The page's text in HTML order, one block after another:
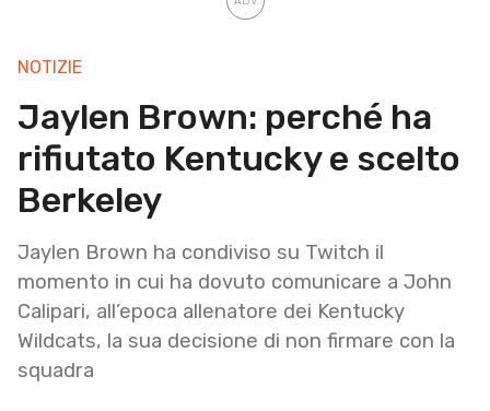
NOTIZIE
Jaylen Brown: perché ha
rifiutato Kentucky e scelto
Berkeley
Jaylen Brown ha condiviso su Twitch il
momento in cui ha dovuto comunicare a John
Calipari, all’epoca allenatore dei Kentucky
Wildcats, la sua decisione di non firmare con la
squadra